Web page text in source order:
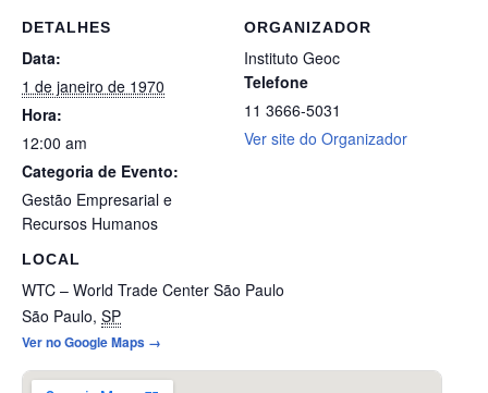
DETALHES
Data:
1 de janeiro de 1970
Hora:
12:00 am
Categoria de Evento:
Gestão Empresarial e
Recursos Humanos
LOCAL
WTC – World Trade Center São Paulo
São Paulo, SP
Ver no Google Maps →
ORGANIZADOR
Instituto Geoc
Telefone
11 3666-5031
Ver site do Organizador